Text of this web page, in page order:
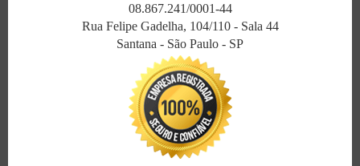
08.867.241/0001-44
Rua Felipe Gadelha, 104/110 - Sala 44
Santana - São Paulo - SP